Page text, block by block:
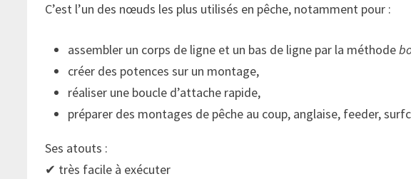
C’est l’un des nœuds les plus utilisés en pêche, notamment pour :
assembler un corps de ligne et un bas de ligne par la méthode
créer des potences sur un montage,
réaliser une boucle d’attache rapide,
préparer des montages de pêche au coup, anglaise, feeder,
Ses atouts :
✔ très facile à exécuter